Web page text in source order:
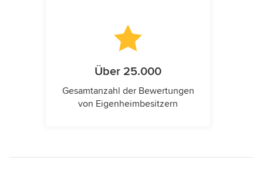
Über 25.000
Gesamtanzahl der Bewertungen
von Eigenheimbesitzern